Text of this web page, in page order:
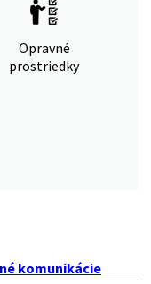
Opravné
prostriedky
komunikácie